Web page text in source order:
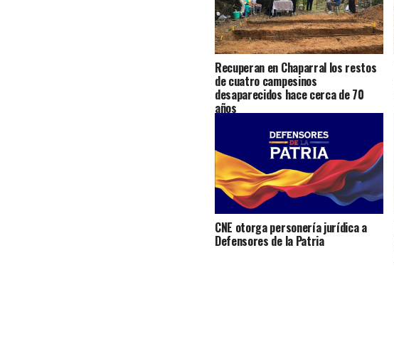
Recuperan en Chaparral los restos
de cuatro campesinos
desaparecidos hace cerca de 70
años
CNE otorga personería jurídica a
Defensores de la Patria